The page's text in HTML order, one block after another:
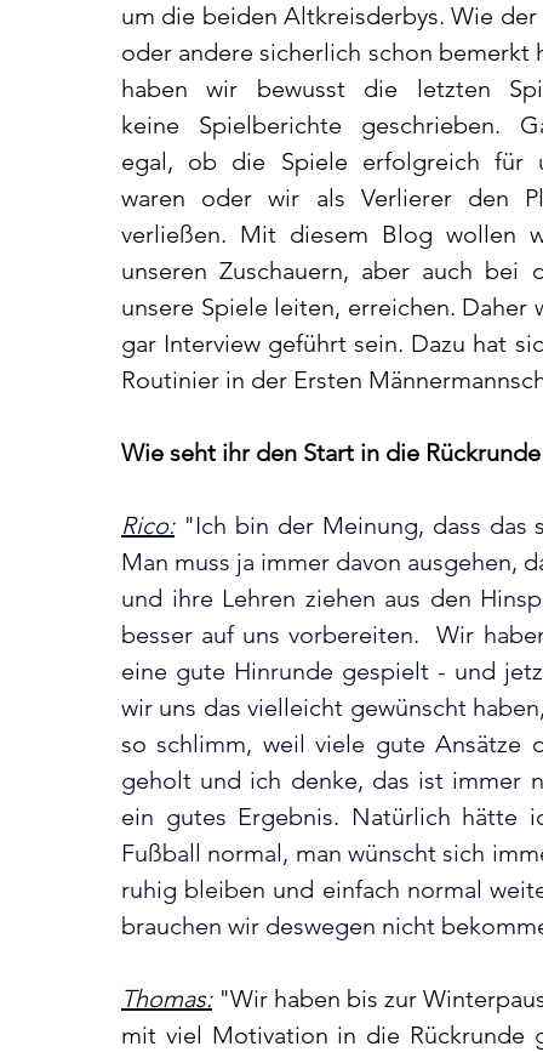
um die beiden Altkreisderbys. Wie der
oder andere sicherlich schon bemerkt
haben wir bewusst die letzten
keine Spielberichte geschrieben.
egal, ob die Spiele erfolgreich für
waren oder wir als Verlierer den
verließen. Mit diesem Blog wollen
unseren Zuschauern, aber auch
unsere Spiele leiten, erreichen.
gar Interview geführt sein. Dazu hat
Routinier in der Ersten
Wie seht ihr den Start in die
Rico: "Ich bin der Meinung, dass das
Man muss ja immer davon ausgehen,
und ihre Lehren ziehen aus den
besser auf uns vorbereiten.  Wir
eine gute Hinrunde gespielt - und
wir uns das vielleicht gewünscht
so schlimm, weil viele gute Ansätze
geholt und ich denke, das ist immer
ein gutes Ergebnis. Natürlich hätte
Fußball normal, man wünscht sich
ruhig bleiben und einfach normal
brauchen wir deswegen nicht
Thomas: "Wir haben bis zur
mit viel Motivation in die Rückrunde